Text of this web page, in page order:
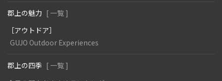
郡上の魅力 [ 一覧 ]
［アウトドア］
GUJO Outdoor Experiences
郡上の四季 [ 一覧 ]